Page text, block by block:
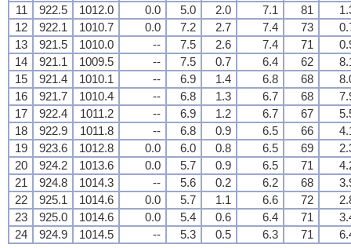
11
922.5 1012.0 0.0 5.0 2.0 7.1 81
12
922.1 1010.7 0.0 7.2 2.7 7.4 73
13
921.5 1010.0 -- 7.5 2.6 7.4 71
14
921.1 1009.5 -- 7.5 0.7 6.4 62
15
921.4 1010.1 -- 6.9 1.4 6.8 68
16
921.7 1010.4 -- 6.8 1.3 6.7 68
17
922.4 1011.2 -- 6.9 1.2 6.7 67
18
922.9 1011.8 -- 6.8 0.9 6.5 66
19
923.6 1012.8 0.0 6.0 0.8 6.5 69
20
924.2 1013.6 0.0 5.7 0.9 6.5 71
21
924.8 1014.3 -- 5.6 0.2 6.2 68
22
925.1 1014.6 0.0 5.7 1.1 6.6 72
23
925.0 1014.6 0.0 5.4 0.6 6.4 71
24
924.9 1014.5 -- 5.3 0.5 6.3 71